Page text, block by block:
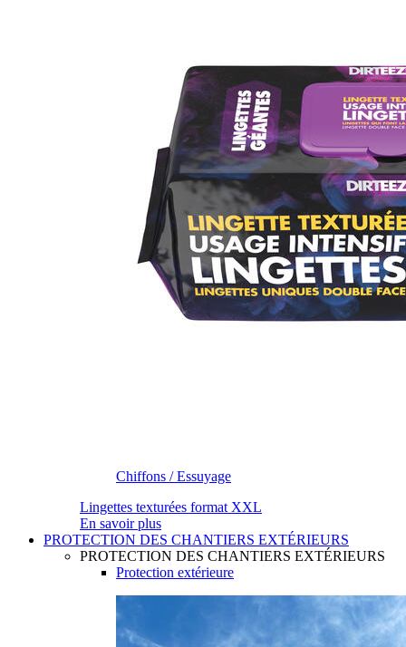
Chiffons / Essuyage
Lingettes texturées format XXL
En savoir plus
PROTECTION DES CHANTIERS EXTÉRIEURS
PROTECTION DES CHANTIERS EXTÉRIEURS
Protection extérieure